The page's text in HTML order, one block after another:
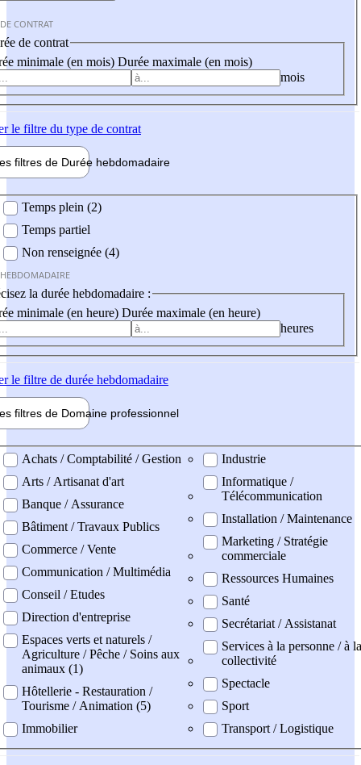
CONTRAT
de contrat
minimale (en mois) Durée maximale (en mois)
mois
le filtre du type de contrat
filtres de Durée hebdomadaire
Temps plein (2)
Temps partiel
Non renseignée (4)
la durée hebdomadaire :
minimale (en heure) Durée maximale (en heure)
heures
le filtre de durée hebdomadaire
filtres de Domaine professionnel
professionel
Achats / Comptabilité / Gestion
Arts / Artisanat d'art
Banque / Assurance
Bâtiment / Travaux Publics
Commerce / Vente
Communication / Multimédia
Conseil / Etudes
Direction d'entreprise
Espaces verts et naturels /
Agriculture / Pêche / Soins aux
animaux (1)
Hôtellerie - Restauration /
Tourisme / Animation (5)
Immobilier
Industrie
Informatique /
Télécommunication
Installation / Maintenance
Marketing / Stratégie
commerciale
Ressources Humaines
Santé
Secrétariat / Assistanat
Services à la personne / à la
collectivité
Spectacle
Sport
Transport / Logistique